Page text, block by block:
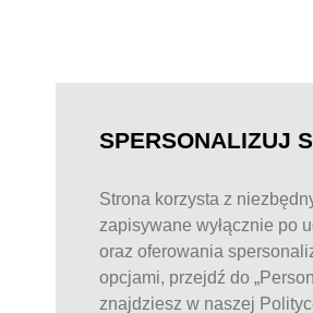
SPERSONALIZUJ
Strona korzysta z
zapisywane wyłącznie po
oraz oferowania
opcjami, przejdź do
znajdziesz w naszej